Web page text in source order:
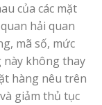
của các mặt
hải quan
mã số, mức
này không thay
hàng nêu trên
giảm thủ tục